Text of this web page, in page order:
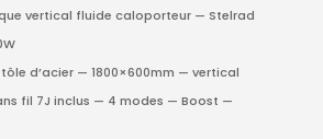
vertical fluide caloporteur — Stelrad
tôle d’acier — 1800×600mm — vertical
fil 7J inclus — 4 modes — Boost —